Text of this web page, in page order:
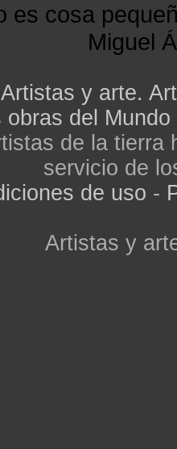
es cosa
Miguel
Artistas y arte.
obras del Mundo
de la tierra
servicio de
de uso -
Artistas y